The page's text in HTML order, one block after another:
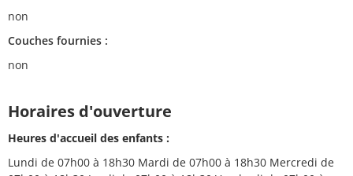
non
Couches fournies :
non
Horaires d'ouverture
Heures d'accueil des enfants :
Lundi de 07h00 à 18h30 Mardi de 07h00 à 18h30 Mercredi de